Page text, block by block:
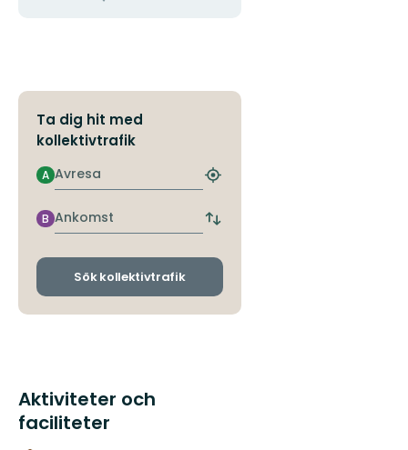
Ta dig hit med
kollektivtrafik
Avresa
A
Hitta
hållplats
Ankomst
B
Byt
och
Sök kollektivtrafik
Aktiviteter och
faciliteter